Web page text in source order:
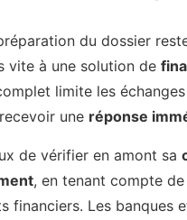
du dossier
vite à une solution de
limite les
une réponse
de vérifier en amont sa
, en tenant compte
financiers. Les banques